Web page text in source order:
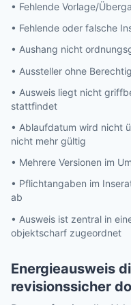
• Fehlende Vorlage/
• Fehlende oder falsche
• Aushang nicht
• Aussteller ohne
• Ausweis liegt nicht
stattfindet
• Ablaufdatum wird nicht
nicht mehr gültig
• Mehrere Versionen im
• Pflichtangaben im
ab
• Ausweis ist zentral in
objektscharf zugeordnet
Energieausweis
revisionssicher